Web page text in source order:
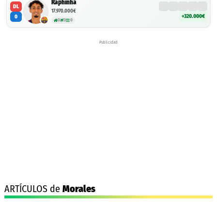
DL
0
Raphinha
17.970.000€
0 0 0
+320.000€
Publicidad
ARTÍCULOS de Morales